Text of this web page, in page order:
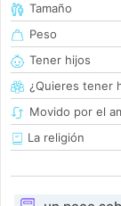
Tamaño
Peso
Tener hijos
¿Quieres tener
Movido por el
La religión